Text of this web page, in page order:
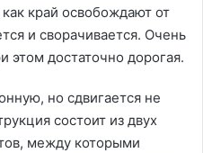
край освобождают от
и сворачивается. Очень
этом достаточно дорогая.
но сдвигается не
состоит из двух
между которыми